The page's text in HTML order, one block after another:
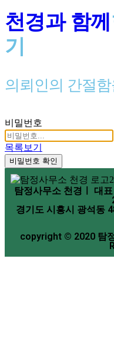
천경과 함께
기
의뢰인의 간절
비밀번호
목록보기
비밀번호 확인
탐정사무소 천경ㅣ 대
경기도 시흥시 광석동
copyright © 2020 탐